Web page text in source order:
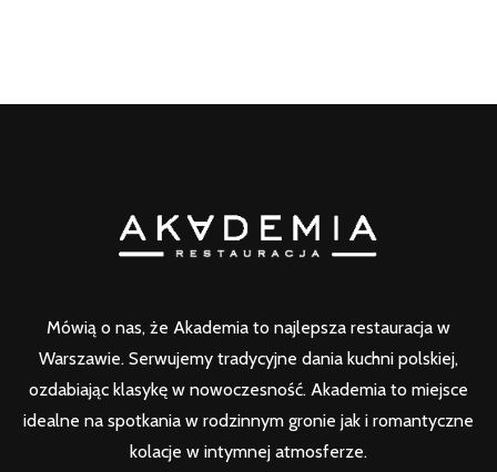
Mówią o nas, że Akademia to najlepsza restauracja w
Warszawie. Serwujemy tradycyjne dania kuchni polskiej,
ozdabiając klasykę w nowoczesność. Akademia to miejsce
idealne na spotkania w rodzinnym gronie jak i romantyczne
kolacje w intymnej atmosferze.